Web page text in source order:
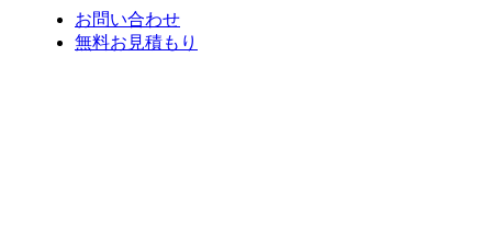
お問い合わせ
無料お見積もり